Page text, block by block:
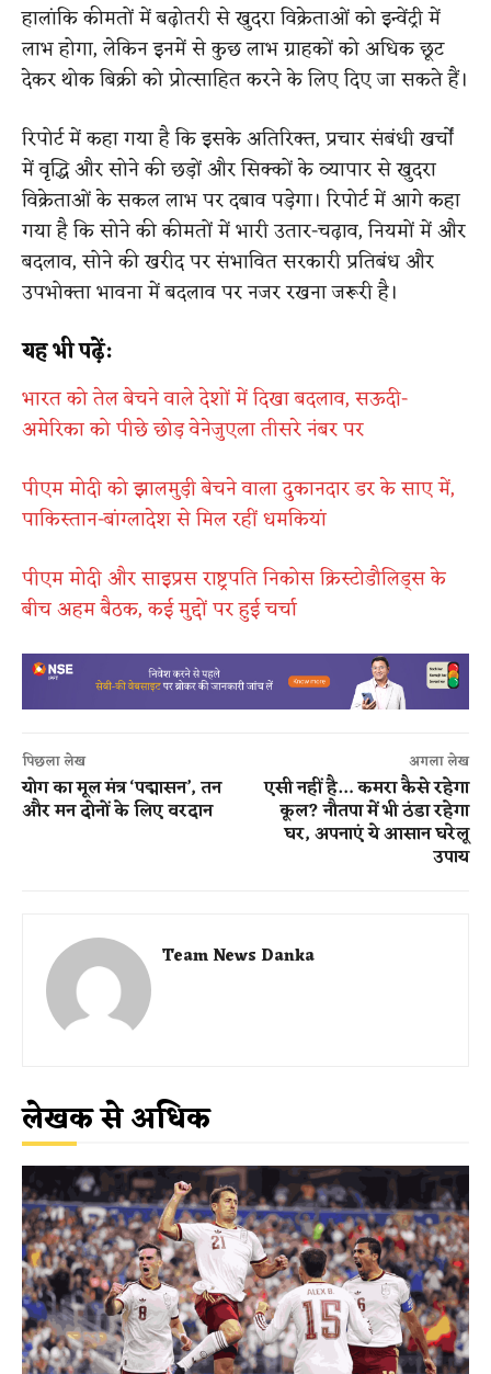
हालांकि कीमतों में बढ़ोतरी से खुदरा विक्रेताओं को इन्वेंट्री में
लाभ होगा, लेकिन इनमें से कुछ लाभ ग्राहकों को अधिक छूट
देकर थोक बिक्री को प्रोत्साहित करने के लिए दिए जा सकते हैं।
रिपोर्ट में कहा गया है कि इसके अतिरिक्त, प्रचार संबंधी खर्चों
में वृद्धि और सोने की छड़ों और सिक्कों के व्यापार से खुदरा
विक्रेताओं के सकल लाभ पर दबाव पड़ेगा। रिपोर्ट में आगे कहा
गया है कि सोने की कीमतों में भारी उतार-चढ़ाव, नियमों में और
बदलाव, सोने की खरीद पर संभावित सरकारी प्रतिबंध और
उपभोक्ता भावना में बदलाव पर नजर रखना जरूरी है।
यह भी पढ़ें:
भारत को तेल बेचने वाले देशों में दिखा बदलाव, सऊदी-
अमेरिका को पीछे छोड़ वेनेजुएला तीसरे नंबर पर
पीएम मोदी को झालमुड़ी बेचने वाला दुकानदार डर के साए में,
पाकिस्तान-बांग्लादेश से मिल रहीं धमकियां
पीएम मोदी और साइप्रस राष्ट्रपति निकोस क्रिस्टोडौलिड्स के
बीच अहम बैठक, कई मुद्दों पर हुई चर्चा
पिछला लेख
योग का मूल मंत्र ‘पद्मासन’, तन
और मन दोनों के लिए वरदान
अगला लेख
एसी नहीं है… कमरा कैसे रहेगा
कूल? नौतपा में भी ठंडा रहेगा
घर, अपनाएं ये आसान घरेलू
उपाय
Team News Danka
लेखक से अधिक